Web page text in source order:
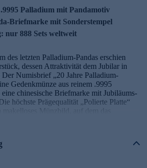
Palladium mit Pandamotiv
Briefmarke mit Sonderstempel
nur 888 Sets weltweit
des letzten Palladium-Pandas erschien
dessen Attraktivität dem Jubilar in
Der Numisbrief „20 Jahre Palladium-
Gedenkmünze aus reinem .9995
chinesische Briefmarke mit Jubiläums-
höchste Prägequalität „Polierte Platte“
makelloses Münzbild, auf dem das
Münzmotiv der Welt perfekt zur